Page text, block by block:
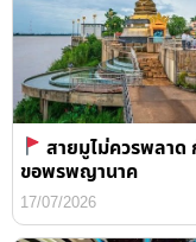
สายมูไม่ควรพลาด
ขอพรพญานาค
17/07/2026